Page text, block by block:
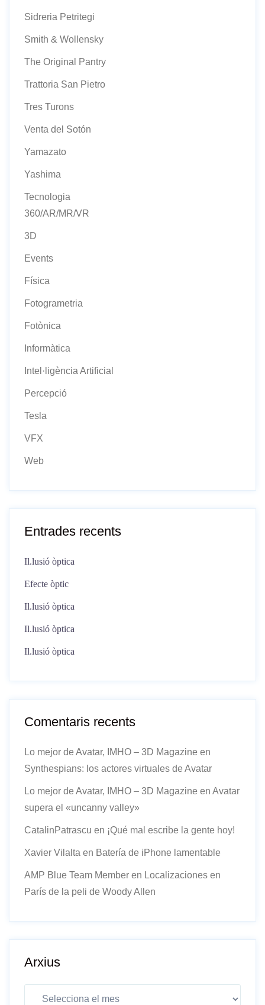
Sidreria Petritegi
Smith & Wollensky
The Original Pantry
Trattoria San Pietro
Tres Turons
Venta del Sotón
Yamazato
Yashima
Tecnologia
360/AR/MR/VR
3D
Events
Física
Fotogrametria
Fotònica
Informàtica
Intel·ligència Artificial
Percepció
Tesla
VFX
Web
Entrades recents
Il.lusió òptica
Efecte òptic
Il.lusió òptica
Il.lusió òptica
Il.lusió òptica
Comentaris recents
Lo mejor de Avatar, IMHO – 3D Magazine en
Synthespians: los actores virtuales de Avatar
Lo mejor de Avatar, IMHO – 3D Magazine en Avatar
supera el «uncanny valley»
CatalinPatrascu en ¡Qué mal escribe la gente hoy!
Xavier Vilalta en Batería de iPhone lamentable
AMP Blue Team Member en Localizaciones en
París de la peli de Woody Allen
Arxius